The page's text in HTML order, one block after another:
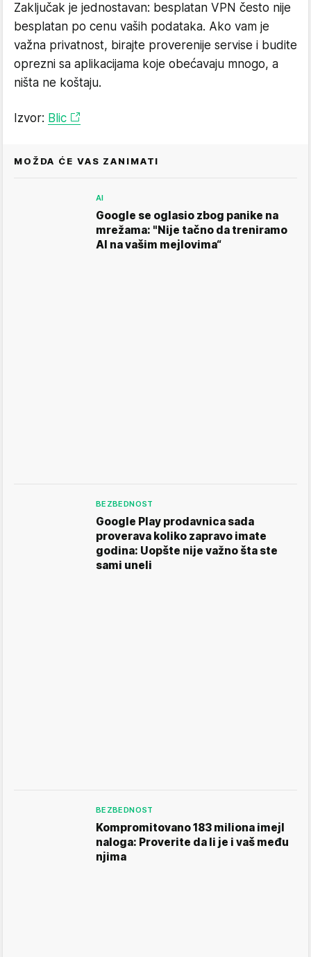
Zaključak je jednostavan: besplatan VPN često nije
besplatan po cenu vaših podataka. Ako vam je
važna privatnost, birajte proverenije servise i budite
oprezni sa aplikacijama koje obećavaju mnogo, a
ništa ne koštaju.
Izvor: Blic
MOŽDA ĆE VAS ZANIMATI
AI
Google se oglasio zbog panike na
mrežama: "Nije tačno da treniramo
AI na vašim mejlovima“
BEZBEDNOST
Google Play prodavnica sada
proverava koliko zapravo imate
godina: Uopšte nije važno šta ste
sami uneli
BEZBEDNOST
Kompromitovano 183 miliona imejl
naloga: Proverite da li je i vaš među
njima